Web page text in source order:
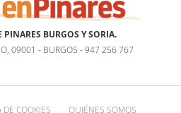
PINARES BURGOS Y SORIA.
09001 - BURGOS - 947 256 767
DE COOKIES
QUIÉNES SOMOS